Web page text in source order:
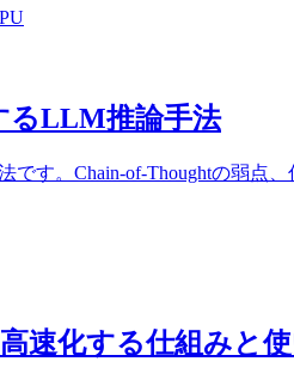
るLLM推論手法
す。Chain-of-Thoughtの弱点
速化する仕組みと